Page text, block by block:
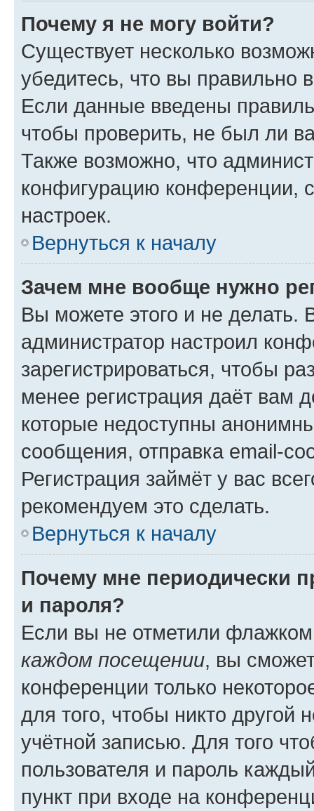
Почему я не могу войти?
Существует несколько
убедитесь, что вы правильно
Если данные введены
чтобы проверить, не был ли
Также возможно, что
конфигурацию конференции,
настроек.
Вернуться к началу
Зачем мне вообще нужно
Вы можете этого и не делать.
администратор настроил
зарегистрироваться, чтобы
менее регистрация даёт вам
которые недоступны
сообщения, отправка email-
Регистрация займёт у вас
рекомендуем это сделать.
Вернуться к началу
Почему мне периодически
и пароля?
Если вы не отметили
каждом посещении, вы
конференции только
для того, чтобы никто другой
учётной записью. Для того
пользователя и пароль
пункт при входе на